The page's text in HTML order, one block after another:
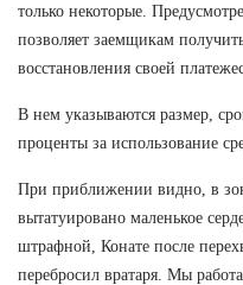
только некоторые.
позволяет заемщикам
восстановления своей
В нем указываются размер,
проценты за использование
При приближении видно, в
вытатуировано маленькое
штрафной, Конате после
перебросил вратаря. Мы